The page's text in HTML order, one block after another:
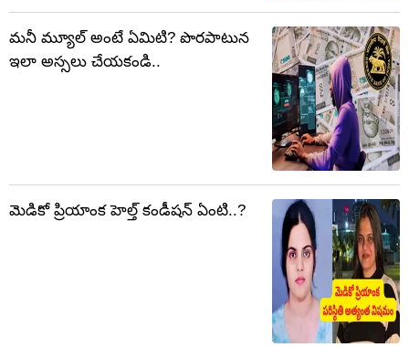
మనీ మ్యూల్ అంటే ఏమిటి? పొరపాటున
ఇలా అస్సలు చేయకండి..
మెడికో ప్రియాంక హెల్త్ కండీషన్ ఏంటి..?